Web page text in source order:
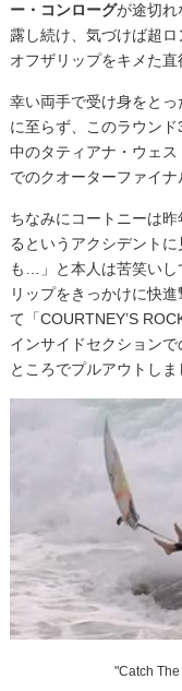
ー・コンローグが途切れ
露し続け、気づけば超
オフザリップをキメた
幸い両手で受け身をと
に至らず、このラウン
中のタティアナ・ウェ
でのクオーターファイナ
ちなみにコートニーは
るというアクシデント
も…」と本人は苦笑いし
リップをきっかけに快
て「COURTNEY’S
インサイドセクション
ところでプルアウトしま
"Catch